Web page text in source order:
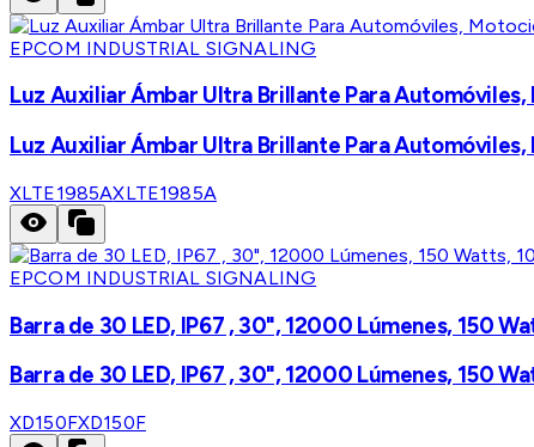
EPCOM INDUSTRIAL SIGNALING
Luz Auxiliar Ámbar Ultra Brillante Para
Luz Auxiliar Ámbar Ultra Brillante Para
XLTE1985AXLTE1985A
EPCOM INDUSTRIAL SIGNALING
Barra de 30 LED, IP67 , 30", 12000 Lúmenes, 150
Barra de 30 LED, IP67 , 30", 12000 Lúmenes, 150
XD150FXD150F